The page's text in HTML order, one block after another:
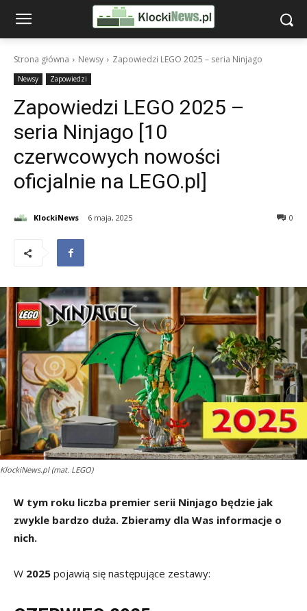
Strona główna Newsy Zapowiedzi LEGO 2025 – seria Ninjago
Newsy Zapowiedzi
Zapowiedzi LEGO 2025 –
seria Ninjago [10
czerwcowych nowości
oficjalnie na LEGO.pl]
KlockiNews 6 maja, 2025 0
KlockiNews.pl (mat. LEGO)
W tym roku liczba premier serii Ninjago będzie jak
zwykle bardzo duża. Zbieramy dla Was informacje o
nich.
W 2025 pojawią się następujące zestawy: